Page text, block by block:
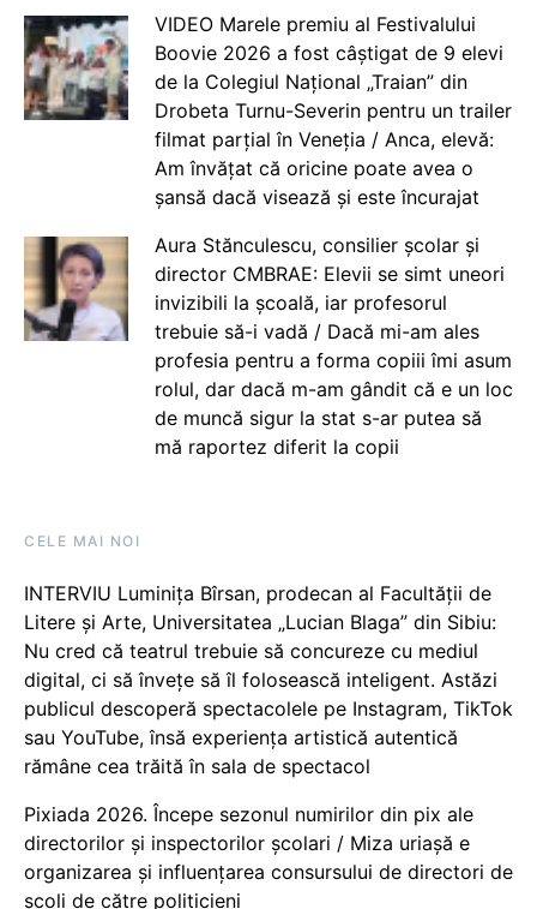
VIDEO Marele premiu al Festivalului
Boovie 2026 a fost câștigat de 9 elevi
de la Colegiul Național „Traian” din
Drobeta Turnu-Severin pentru un trailer
filmat parțial în Veneția / Anca, elevă:
Am învățat că oricine poate avea o
șansă dacă visează și este încurajat
Aura Stănculescu, consilier școlar și
director CMBRAE: Elevii se simt uneori
invizibili la școală, iar profesorul
trebuie să-i vadă / Dacă mi-am ales
profesia pentru a forma copiii îmi asum
rolul, dar dacă m-am gândit că e un loc
de muncă sigur la stat s-ar putea să
mă raportez diferit la copii
CELE MAI NOI
INTERVIU Luminița Bîrsan, prodecan al Facultății de
Litere și Arte, Universitatea „Lucian Blaga” din Sibiu:
Nu cred că teatrul trebuie să concureze cu mediul
digital, ci să învețe să îl folosească inteligent. Astăzi
publicul descoperă spectacolele pe Instagram, TikTok
sau YouTube, însă experiența artistică autentică
rămâne cea trăită în sala de spectacol
Pixiada 2026. Începe sezonul numirilor din pix ale
directorilor și inspectorilor școlari / Miza uriașă e
organizarea și influențarea consursului de directori de
școli de către politicieni